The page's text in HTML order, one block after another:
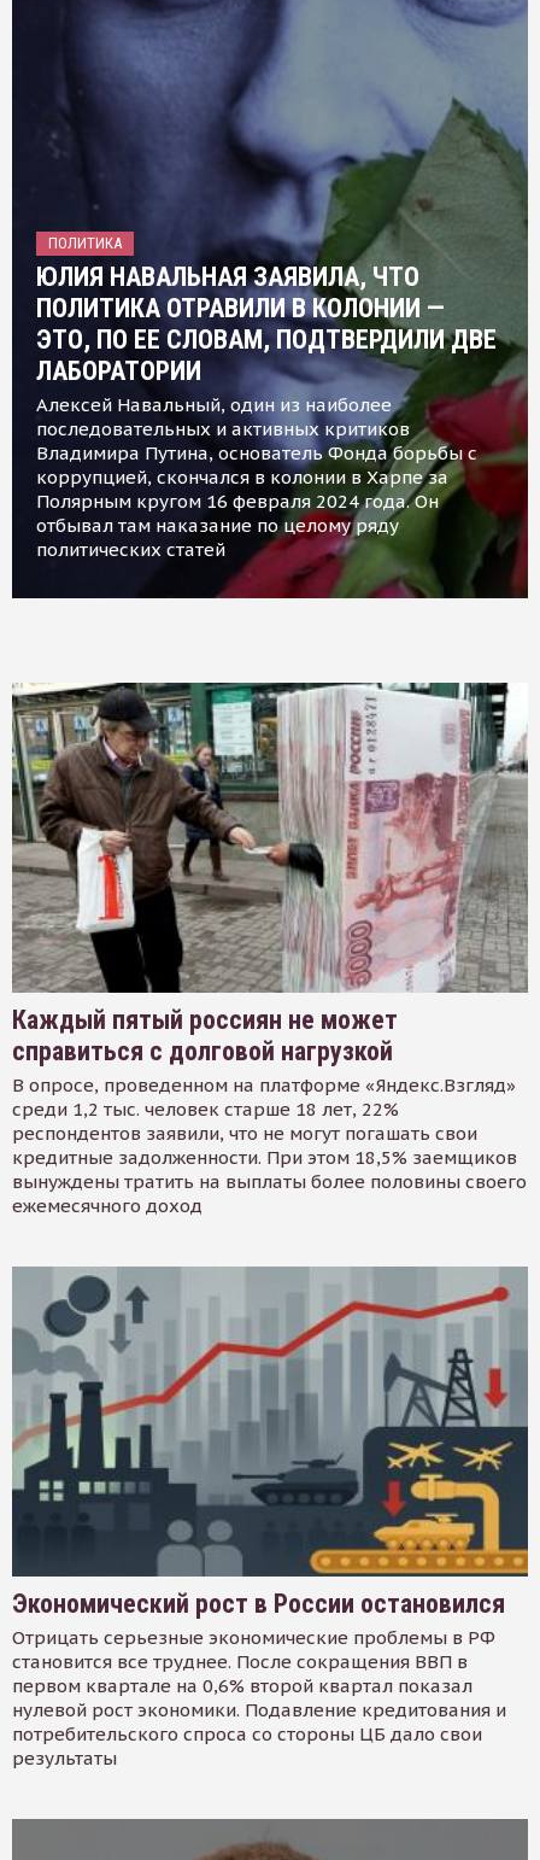
ПОЛИТИКА
ЮЛИЯ НАВАЛЬНАЯ ЗАЯВИЛА, ЧТО
ПОЛИТИКА ОТРАВИЛИ В КОЛОНИИ —
ЭТО, ПО ЕЕ СЛОВАМ, ПОДТВЕРДИЛИ ДВЕ
ЛАБОРАТОРИИ
Алексей Навальный, один из наиболее
последовательных и активных критиков
Владимира Путина, основатель Фонда борьбы с
коррупцией, скончался в колонии в Харпе за
Полярным кругом 16 февраля 2024 года. Он
отбывал там наказание по целому ряду
политических статей
Каждый пятый россиян не может
справиться с долговой нагрузкой
В опросе, проведенном на платформе «Яндекс.Взгляд»
среди 1,2 тыс. человек старше 18 лет, 22%
респондентов заявили, что не могут погашать свои
кредитные задолженности. При этом 18,5% заемщиков
вынуждены тратить на выплаты более половины своего
ежемесячного доход
Экономический рост в России остановился
Отрицать серьезные экономические проблемы в РФ
становится все труднее. После сокращения ВВП в
первом квартале на 0,6% второй квартал показал
нулевой рост экономики. Подавление кредитования и
потребительского спроса со стороны ЦБ дало свои
результаты